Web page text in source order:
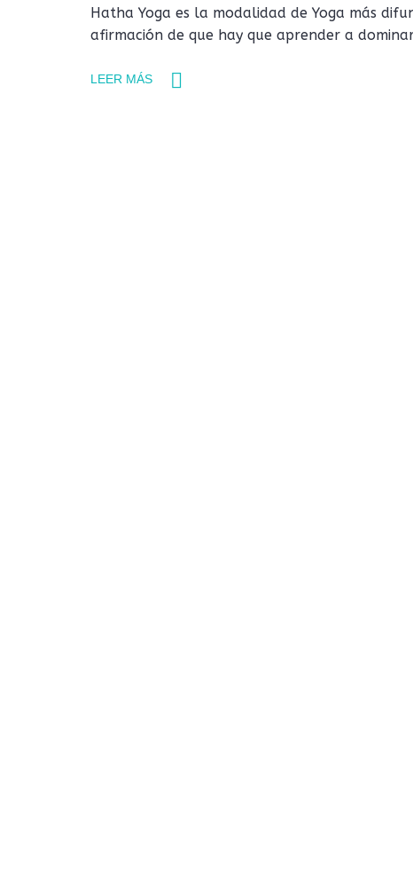
Hatha Yoga es la modalidad de Yoga más
afirmación de que hay que aprender a
LEER MÁS